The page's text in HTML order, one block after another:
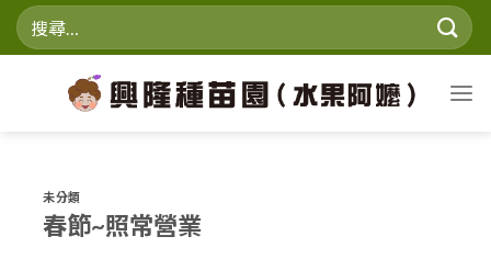
Skip
搜
尋
未分類
春節~照常營業